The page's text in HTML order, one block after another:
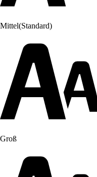
Mittel(Standard)
Groß